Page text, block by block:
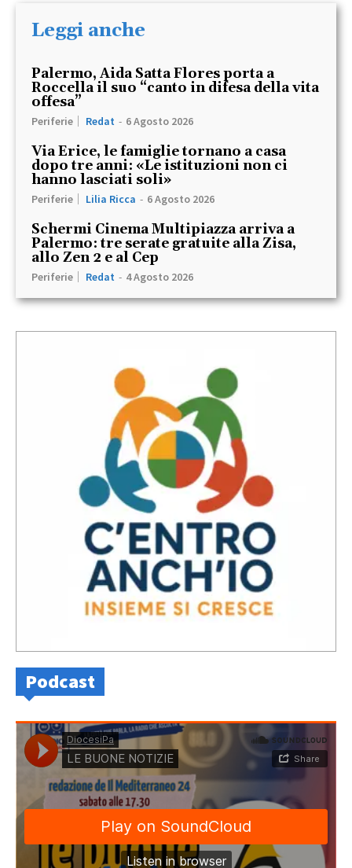
Leggi anche
Palermo, Aida Satta Flores porta a
Roccella il suo “canto in difesa della vita
offesa”
Periferie Redat - 6 Agosto 2026
Via Erice, le famiglie tornano a casa
dopo tre anni: «Le istituzioni non ci
hanno lasciati soli»
Periferie Lilia Ricca - 6 Agosto 2026
Schermi Cinema Multipiazza arriva a
Palermo: tre serate gratuite alla Zisa,
allo Zen 2 e al Cep
Periferie Redat - 4 Agosto 2026
Podcast